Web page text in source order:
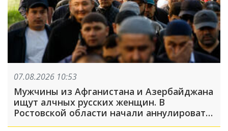
07.08.2026 10:53
Мужчины из Афганистана и Азербайджана
ищут алчных русских женщин. В
Ростовской области начали аннулировать
гражданство из-за фиктивных браков